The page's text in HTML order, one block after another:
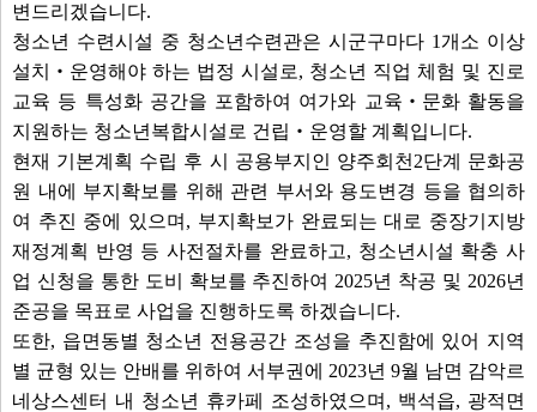
변드리겠습니다.
청소년 수련시설 중 청소년수련관은 시군구마다 1개소 이상
설치‧운영해야 하는 법정 시설로, 청소년 직업 체험 및 진로
교육 등 특성화 공간을 포함하여 여가와 교육‧문화 활동을
지원하는 청소년복합시설로 건립‧운영할 계획입니다.
현재 기본계획 수립 후 시 공용부지인 양주회천2단계 문화공
원 내에 부지확보를 위해 관련 부서와 용도변경 등을 협의하
여 추진 중에 있으며, 부지확보가 완료되는 대로 중장기지방
재정계획 반영 등 사전절차를 완료하고, 청소년시설 확충 사
업 신청을 통한 도비 확보를 추진하여 2025년 착공 및 2026년
준공을 목표로 사업을 진행하도록 하겠습니다.
또한, 읍면동별 청소년 전용공간 조성을 추진함에 있어 지역
별 균형 있는 안배를 위하여 서부권에 2023년 9월 남면 감악르
네상스센터 내 청소년 휴카페 조성하였으며, 백석읍, 광적면